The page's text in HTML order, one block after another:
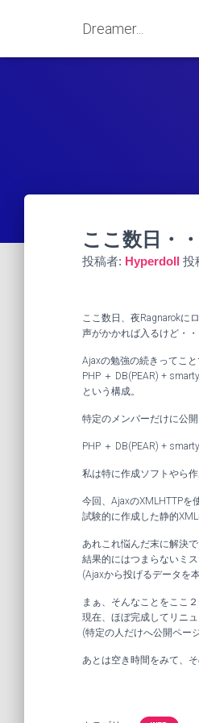
Dreamer...
ここ数日・・
投稿者: Hyperdoll 投
ここ数日、夜Ragnarokに
声がかかれば入るけど・
Ajaxの勉強の続きってこ
PHP ＋ DB(PEAR) +
という構成。
特定のメンバーだけに公
PHP ＋ DB(PEAR) +
私は特に作成ソフトやら
今回、AjaxのXMLHTTPを
試験的に作成した静的XML
あれこれ悩んだ末に解決
結果的にはつまらないミス
(Ajaxから投げるデータを
まぁ、そんなことをここ
現在、ほぼ完成してリニ
(特定の人だけへ公開ペー
あとは空き時間をみて、